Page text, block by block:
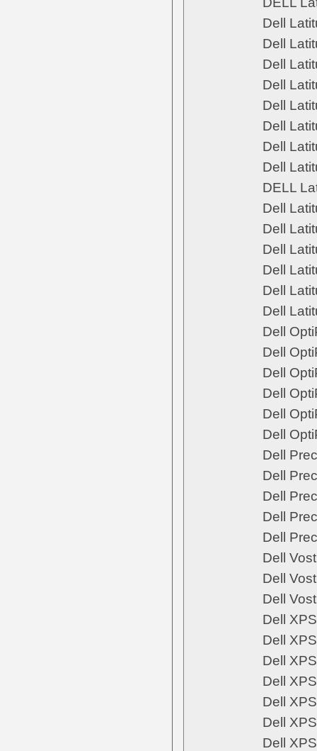
Dell
Dell
Dell
Dell
Dell
Dell
Dell
Dell
DELL
Dell
Dell
Dell
Dell
Dell
Dell
Dell
Dell
Dell
Dell
Dell
Dell
Dell
Dell
Dell
Dell
Dell
Dell
Dell
Dell
Dell
Dell
Dell
Dell
Dell
Dell
Dell